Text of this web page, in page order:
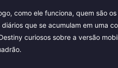
como ele funciona, quem são
que se acumulam em uma
curiosos sobre a versão